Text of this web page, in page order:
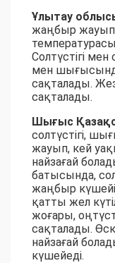
Ұлытау
жаңбыр жауып,
температурасы
Солтүстігі
мен
сақталады.
сақталады.
Шығыс
солтүстігі,
жауып, кей
найзағай
батысында,
жаңбыр
қатты жел
жоғары,
сақталады.
найзағай
күшейеді.